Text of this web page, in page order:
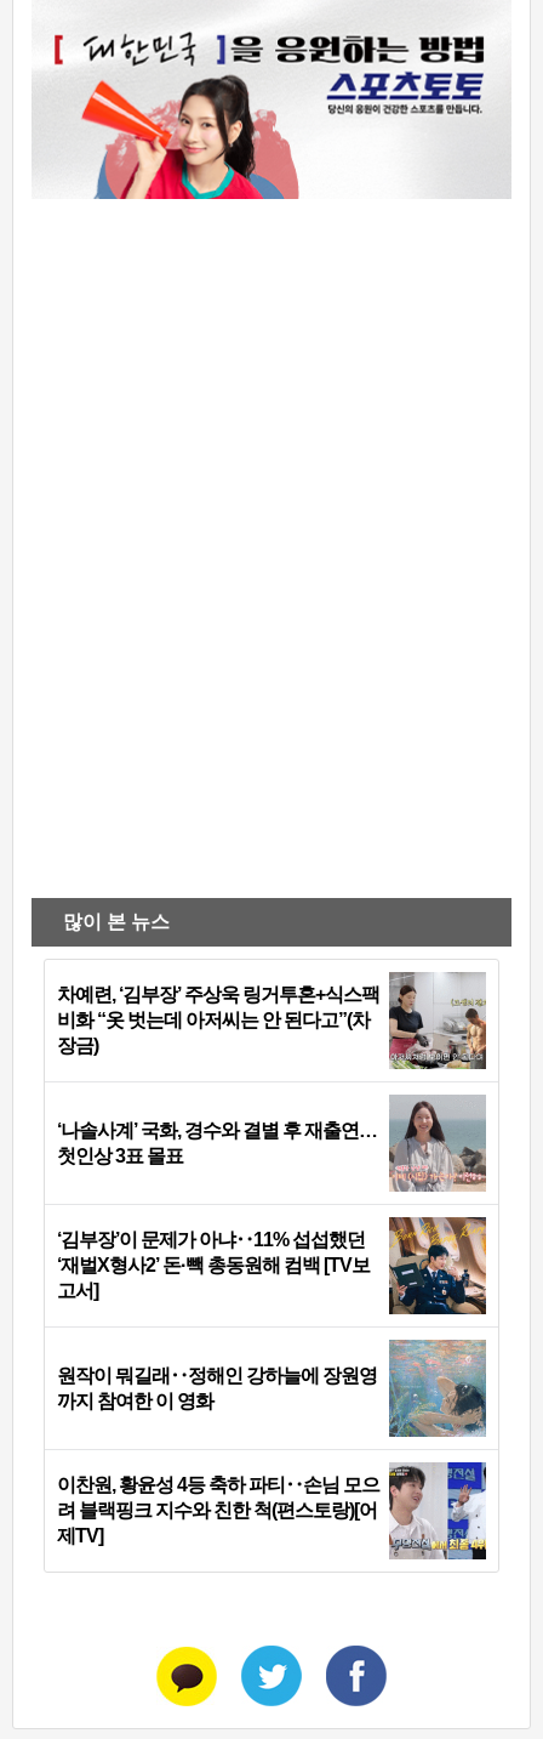
많이 본 뉴스
차예련, ‘김부장’ 주상욱 링거투혼+식스팩
비화 “옷 벗는데 아저씨는 안 된다고”(차
장금)
‘나솔사계’ 국화, 경수와 결별 후 재출연…
첫인상 3표 몰표
‘김부장’이 문제가 아냐‥11% 섭섭했던
‘재벌X형사2’ 돈·빽 총동원해 컴백 [TV보
고서]
원작이 뭐길래‥정해인 강하늘에 장원영
까지 참여한 이 영화
이찬원, 황윤성 4등 축하 파티‥손님 모으
려 블랙핑크 지수와 친한 척(편스토랑)[어
제TV]